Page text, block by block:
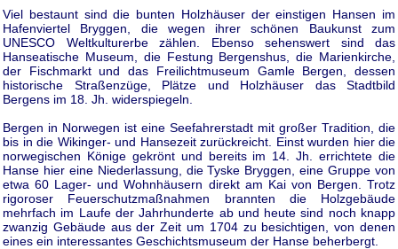
Viel bestaunt sind die bunten Holzhäuser der einstigen Hansen im
Hafenviertel Bryggen, die wegen ihrer schönen Baukunst zum
UNESCO Weltkulturerbe zählen. Ebenso sehenswert sind das
Hanseatische Museum, die Festung Bergenshus, die Marienkirche,
der Fischmarkt und das Freilichtmuseum Gamle Bergen, dessen
historische Straßenzüge, Plätze und Holzhäuser das Stadtbild
Bergens im 18. Jh. widerspiegeln.
Bergen in Norwegen ist eine Seefahrerstadt mit großer Tradition, die
bis in die Wikinger- und Hansezeit zurückreicht. Einst wurden hier die
norwegischen Könige gekrönt und bereits im 14. Jh. errichtete die
Hanse hier eine Niederlassung, die Tyske Bryggen, eine Gruppe von
etwa 60 Lager- und Wohnhäusern direkt am Kai von Bergen. Trotz
rigoroser Feuerschutzmaßnahmen brannten die Holzgebäude
mehrfach im Laufe der Jahrhunderte ab und heute sind noch knapp
zwanzig Gebäude aus der Zeit um 1704 zu besichtigen, von denen
eines ein interessantes Geschichtsmuseum der Hanse beherbergt.